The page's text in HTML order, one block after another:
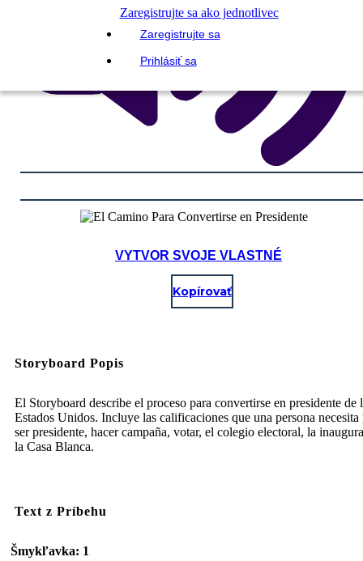
Zaregistrujte sa ako jednotlivec
Zaregistrujte sa
Prihlásiť sa
VYTVOR SVOJE VLASTNÉ
Kopírovať
Storyboard Popis
El Storyboard describe el proceso para convertirse en presidente de
Estados Unidos. Incluye las calificaciones que una persona necesita
ser presidente, hacer campaña, votar, el colegio electoral, la
la Casa Blanca.
Text z Príbehu
Šmykľavka: 1